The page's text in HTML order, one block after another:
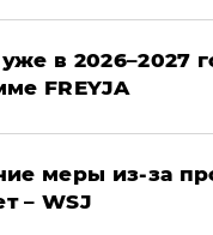
в 2026–2027
FREYJA
меры из-за
– WSJ